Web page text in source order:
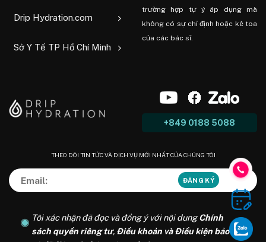
Drip Hydration.com
Sở Y Tế TP Hồ Chí Minh
trường hợp tự ý áp dụng mà
không có sự chỉ định hoặc kê toa
của các bác sĩ.
+849 0188 5088
THEO DÕI TIN TỨC VÀ DỊCH VỤ MỚI NHẤT CỦA CHÚNG TÔI
Tôi xác nhận đã đọc và đồng ý với nội dungChính
sách quyền riêng tư, Điều khoản và Điều kiện bảo